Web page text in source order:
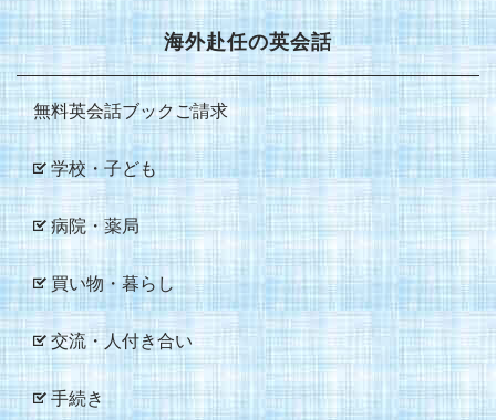
海外赴任の英会話
無料英会話ブックご請求
学校・子ども
病院・薬局
買い物・暮らし
交流・人付き合い
手続き